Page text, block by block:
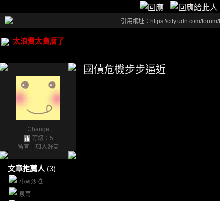
引用網址：https://city.udn.com/
太浪費太貪腐了
Change
等級：5
留言
加入好友
文章推薦人 (3)
小莉沙拉
泉雨
國債危機步步逼近